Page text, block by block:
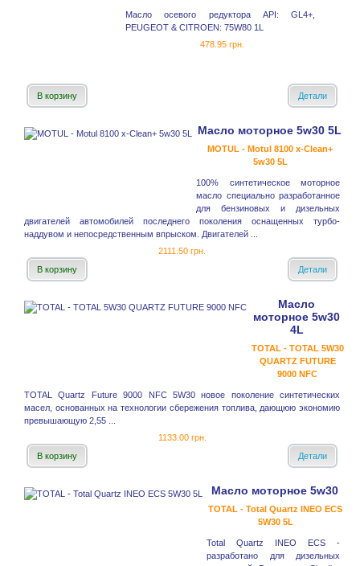
Масло осевого редуктора API: GL4+,
PEUGEOT & CITROEN: 75W80 1L
478.95 грн.
В корзину Детали
Масло моторное 5w30 5L
MOTUL - Motul 8100 x-Clean+
5w30 5L
100% синтетическое моторное
масло специально разработанное
для бензиновых и дизельных
двигателей автомобилей последнего поколения оснащенных турбо-
наддувом и непосредственным впрыском. Двигателей ...
2111.50 грн.
В корзину
Детали
Масло
моторное 5w30
4L
TOTAL - TOTAL 5W30
QUARTZ FUTURE
9000 NFC
TOTAL Quartz Future 9000 NFC 5W30 новое поколение синтетических
масел, основанных на технологии сбережения топлива, дающюю экономию
превышающую 2,55 ...
1133.00 грн.
В корзину
Детали
Масло моторное 5w30
TOTAL - Total Quartz INEO ECS
5W30 5L
Total Quartz INEO ECS -
разработано для дизельных